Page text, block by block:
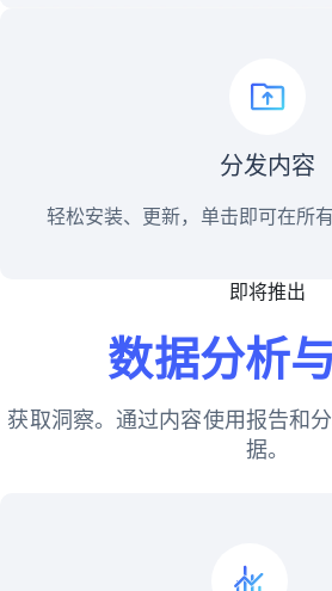
分发内容
轻松安装、更新，单击即可在所
即将推出
数据分析
获取洞察。通过内容使用报告和
据。